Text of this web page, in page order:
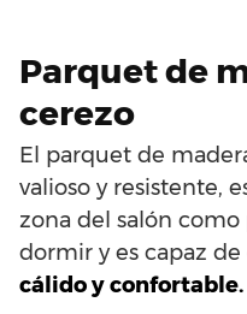
Parquet de
cerezo
El parquet de
valioso y resistente,
zona del salón como
dormir y es capaz
cálido y confortable.